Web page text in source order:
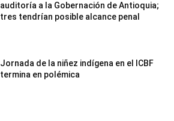
auditoría a la Gobernación de Antioquia;
tres tendrían posible alcance penal
Jornada de la niñez indígena en el ICBF
termina en polémica